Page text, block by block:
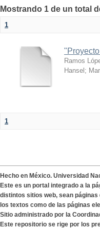
Mostrando 1 de un total
1
Ramos
Hansel ;
1
Hecho en México. Universidad
Este es un portal integrado a la
distintos sitios web, sean
los textos como de las páginas
Sitio administrado por la
Este repositorio se rige por los